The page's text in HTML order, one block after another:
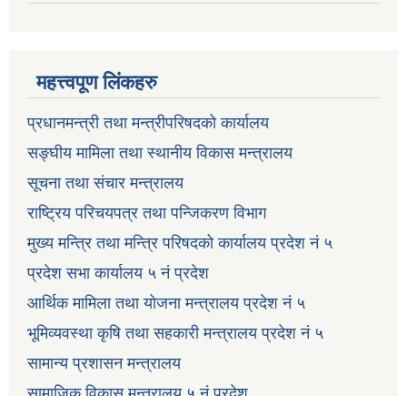
महत्त्वपूण लिंकहरु
प्रधानमन्त्री तथा मन्त्रीपरिषदको कार्यालय
सङ्घीय मामिला तथा स्थानीय विकास मन्त्रालय
सूचना तथा संचार मन्त्रालय
राष्ट्रिय परिचयपत्र तथा पन्जिकरण विभाग
मुख्य मन्त्रि तथा मन्त्रि परिषदको कार्यालय प्रदेश नं ५
प्रदेश सभा कार्यालय ५ नं प्रदेश
आर्थिक मामिला तथा योजना मन्त्रालय प्रदेश नं ५
भूमिव्यवस्था कृषि तथा सहकारी मन्त्रालय प्रदेश नं ५
सामान्य प्रशासन मन्त्रालय